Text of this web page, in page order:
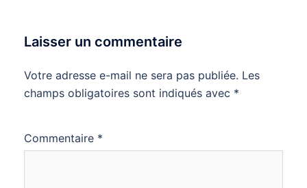
Laisser un commentaire
Votre adresse e-mail ne sera pas publiée. Les
champs obligatoires sont indiqués avec *
Commentaire *